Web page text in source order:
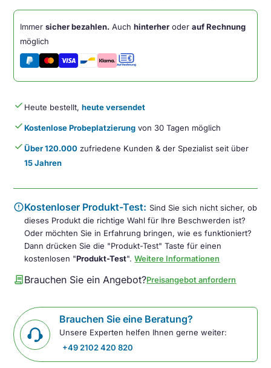
Immersicher bezahlen. Auchhinterher oderauf Rechnung
möglich
done Heute bestellt,heute versendet
doneKostenlose Probeplatzierung von 30 Tagen möglich
doneÜber 120.000 zufriedene Kunden & der Spezialist seit über
15 Jahren
errorKostenloser Produkt-Test: Sind Sie sich nicht sicher, ob
dieses Produkt die richtige Wahl für Ihre Beschwerden ist?
Oder möchten Sie in Erfahrung bringen, wie es funktioniert?
Dann drücken Sie die "Produkt-Test" Taste für einen
kostenlosen "Produkt-Test".Weitere Informationen
contractBrauchen Sie ein Angebot?Preisangebot anfordern
Brauchen Sie eine Beratung?
Unsere Experten helfen Ihnen gerne weiter:
+49 2102 420 820